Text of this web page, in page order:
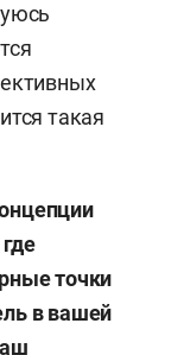
такая
точки
в вашей